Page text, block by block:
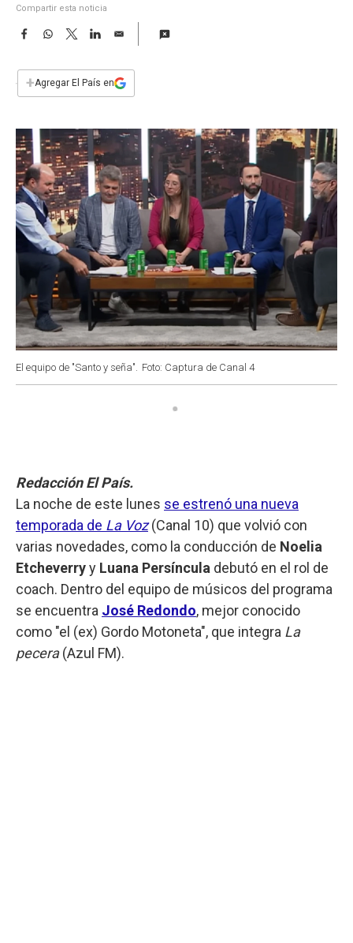
Compartir esta noticia
F
e
b
k
W
s
p
T
w
t
L
n
E
i
l
+Agregar El País en
El equipo de "Santo y seña". Foto: Captura de Canal 4
Redacción El País.
La noche de este lunes se estrenó una nueva
temporada de La Voz(Canal 10) que volvió con
varias novedades, como la conducción de Noelia
Etcheverryy Luana Persíncula debutó en el rol de
coach. Dentro del equipo de músicos del programa
se encuentra José Redondo, mejor conocido
como "el (ex) Gordo Motoneta", que integra La
pecera(Azul FM).